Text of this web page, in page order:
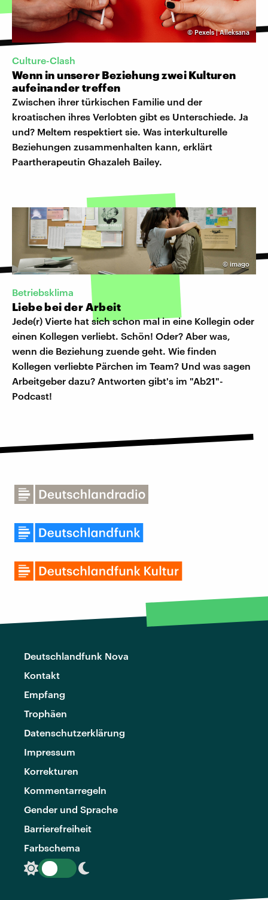
©Pexels | Alleksana
Culture-Clash
Wenn in unserer Beziehung zwei Kulturen
aufeinander treffen
Zwischen ihrer türkischen Familie und der
kroatischen ihres Verlobten gibt es Unterschiede. Ja
und? Meltem respektiert sie. Was interkulturelle
Beziehungen zusammenhalten kann, erklärt
Paartherapeutin Ghazaleh Bailey.
© imago
Betriebsklima
Liebe bei der Arbeit
Jede(r) Vierte hat sich schon mal in eine Kollegin oder
einen Kollegen verliebt. Schön! Oder? Aber was,
wenn die Beziehung zuende geht. Wie finden
Kollegen verliebte Pärchen im Team? Und was sagen
Arbeitgeber dazu? Antworten gibt's im "Ab21"-
Podcast!
Deutschlandfunk Nova
Kontakt
Empfang
Trophäen
Datenschutzerklärung
Impressum
Korrekturen
Kommentarregeln
Gender und Sprache
Barrierefreiheit
Farbschema